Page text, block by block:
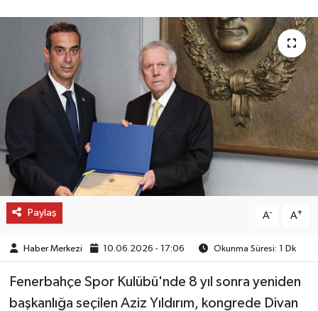
Paylaş A- A+
Haber Merkezi 10.06.2026 - 17:06 Okunma Süresi: 1 Dk
Fenerbahçe Spor Kulübü'nde 8 yıl sonra yeniden
başkanlığa seçilen Aziz Yıldırım, kongrede Divan
MAGAZİN
OTO DETAY
SAĞLIK
SON DAKİKA
FİNANS
Haber Arşivi